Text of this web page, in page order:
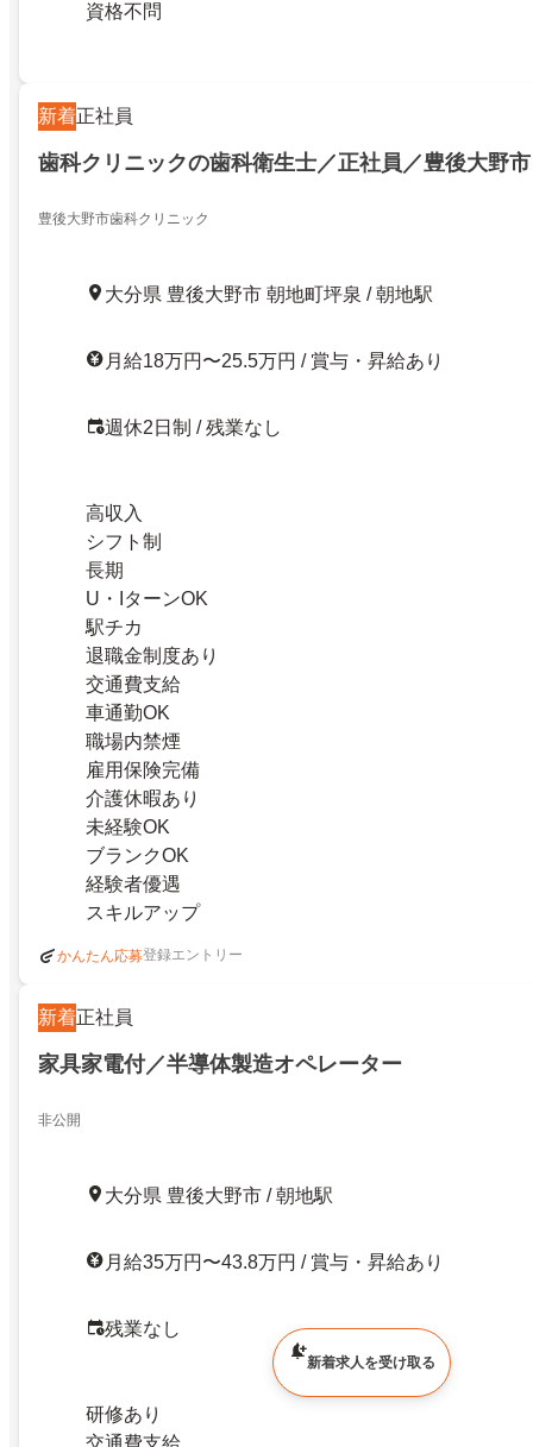
資格不問
新着正社員
歯科クリニックの歯科衛生士／正社員／豊後大野市
豊後大野市歯科クリニック
大分県 豊後大野市 朝地町坪泉 / 朝地駅
月給18万円〜25.5万円 / 賞与・昇給あり
週休2日制 / 残業なし
高収入
シフト制
長期
U・IターンOK
駅チカ
退職金制度あり
交通費支給
車通勤OK
職場内禁煙
雇用保険完備
介護休暇あり
未経験OK
ブランクOK
経験者優遇
スキルアップ
かんたん応募登録エントリー
新着正社員
家具家電付／半導体製造オペレーター
非公開
大分県 豊後大野市 / 朝地駅
月給35万円〜43.8万円 / 賞与・昇給あり
残業なし
研修あり
交通費支給
新着求人を受け取る